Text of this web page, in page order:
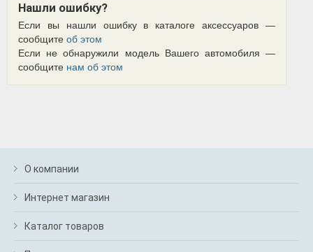
Нашли ошибку?
Если вы нашли ошибку в каталоге аксессуаров —
сообщите об этом
Если не обнаружили модель Вашего автомобиля —
сообщите нам об этом
О компании
Интернет магазин
Каталог товаров